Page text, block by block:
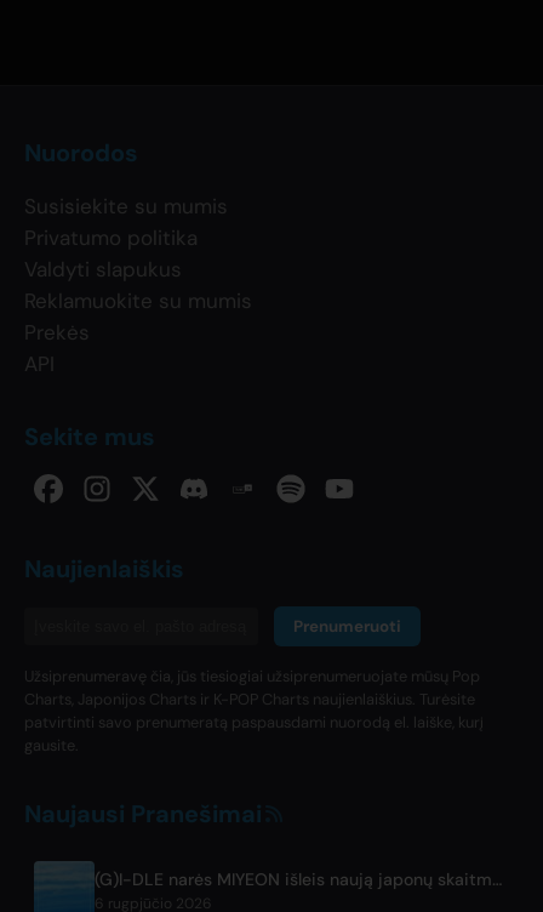
Nuorodos
Susisiekite su mumis
Privatumo politika
Valdyti slapukus
Reklamuokite su mumis
Prekės
API
Sekite mus
Naujienlaiškis
Prenumeruoti
Užsiprenumeravę čia, jūs tiesiogiai užsiprenumeruojate mūsų Pop
Charts, Japonijos Charts ir K-POP Charts naujienlaiškius. Turėsite
patvirtinti savo prenumeratą paspausdami nuorodą el. laiške, kurį
gausite.
Naujausi Pranešimai
(G)I-DLE narės MIYEON išleis naują japonų skaitmeninį singlą 'RUN AWAY'
6 rugpjūčio 2026